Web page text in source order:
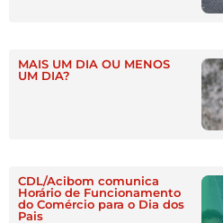
MAIS UM DIA OU MENOS
UM DIA?
CDL/Acibom comunica
Horário de Funcionamento
do Comércio para o Dia dos
Pais